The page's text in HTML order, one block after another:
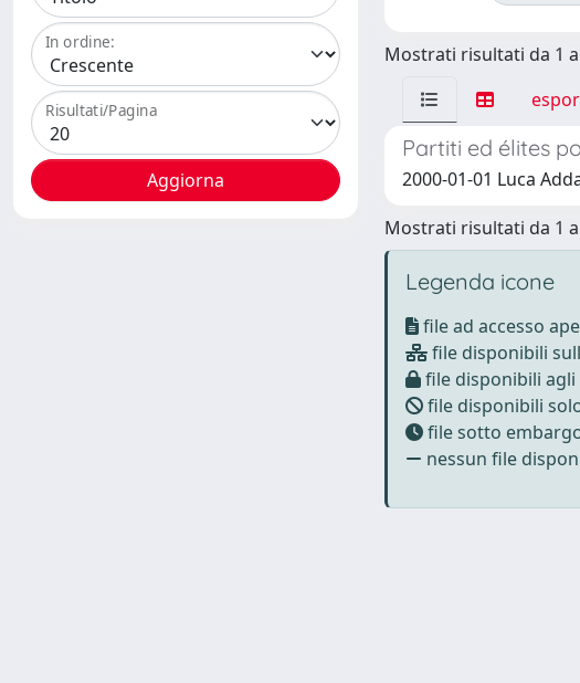
In ordine:
Risultati/Pagina
Mostrati risultati da 1 a
Partiti ed élites
2000-01-01 Luca
Mostrati risultati da 1 a
Legenda icone
file ad accesso
file disponibili
file disponibili
file disponibili
file sotto
nessun file